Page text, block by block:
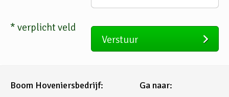
* verplicht veld
Verstuur
Boom Hoveniersbedrijf:
Ga naar: